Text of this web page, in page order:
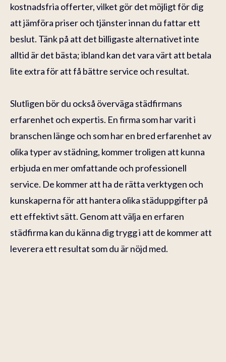
kostnadsfria offerter, vilket gör det möjligt för dig
att jämföra priser och tjänster innan du fattar ett
beslut. Tänk på att det billigaste alternativet inte
alltid är det bästa; ibland kan det vara värt att betala
lite extra för att få bättre service och resultat.
Slutligen bör du också överväga städfirmans
erfarenhet och expertis. En firma som har varit i
branschen länge och som har en bred erfarenhet av
olika typer av städning, kommer troligen att kunna
erbjuda en mer omfattande och professionell
service. De kommer att ha de rätta verktygen och
kunskaperna för att hantera olika städuppgifter på
ett effektivt sätt. Genom att välja en erfaren
städfirma kan du känna dig trygg i att de kommer att
leverera ett resultat som du är nöjd med.